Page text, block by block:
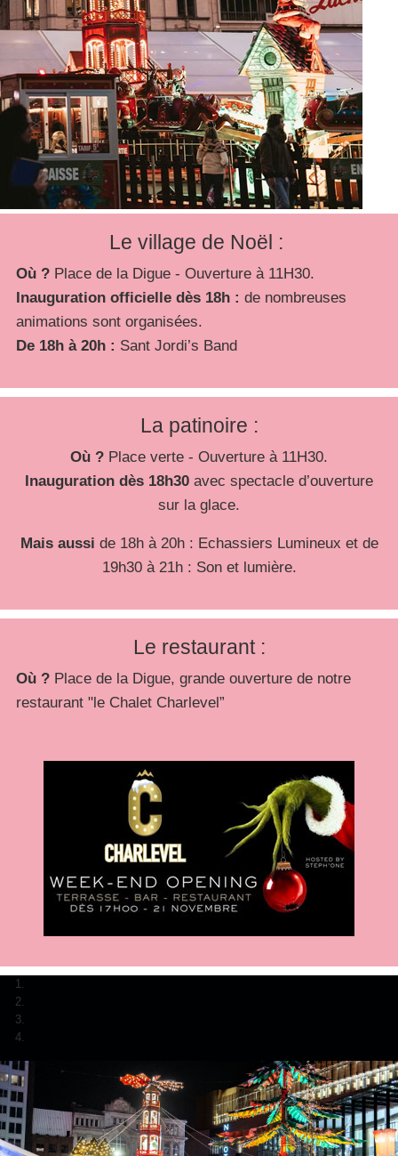
Le village de Noël :
Où ? Place de la Digue - Ouverture à 11H30.
Inauguration officielle dès 18h : de nombreuses
animations sont organisées.
De 18h à 20h : Sant Jordi’s Band
La patinoire :
Où ? Place verte - Ouverture à 11H30.
Inauguration dès 18h30 avec spectacle d’ouverture
sur la glace.
Mais aussi de 18h à 20h : Echassiers Lumineux et de
19h30 à 21h : Son et lumière.
Le restaurant :
Où ? Place de la Digue, grande ouverture de notre
restaurant "le Chalet Charlevel”